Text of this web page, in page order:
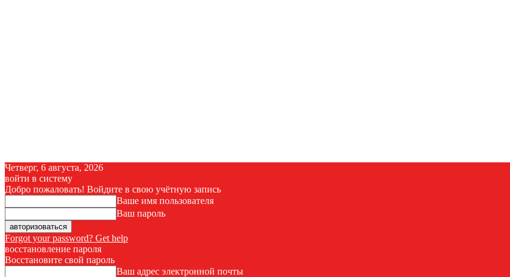
Четверг, 6 августа, 2026
войти в систему
Добро пожаловать! Войдите в свою учётную запись
Ваше имя пользователя
Ваш пароль
Forgot your password? Get help
восстановление пароля
Восстановите свой пароль
Ваш адрес электронной почты